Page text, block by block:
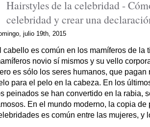
Hairstyles de la celebridad -
celebridad y crear una
julio 19th, 2015
cabello es común en los mamíferos de la
novio sí mismos y su vello
es sólo los seres humanos, que
para el pelo en la cabeza. En los
peinados se han convertido en la rabia,
En el mundo moderno, la copia de
es común entre las mujeres, y